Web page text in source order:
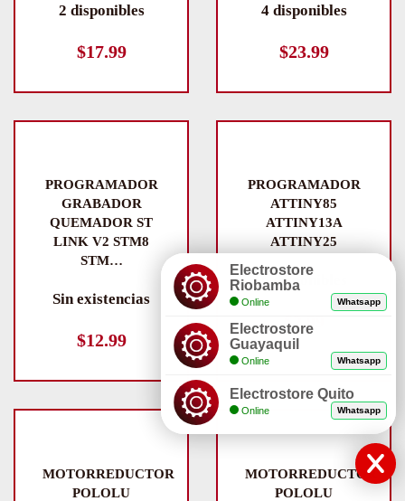
2 disponibles
$17.99
4 disponibles
$23.99
PROGRAMADOR
GRABADOR
QUEMADOR ST
LINK V2 STM8
STM…
Sin existencias
$12.99
PROGRAMADOR
ATTINY85
ATTINY13A
ATTINY25
6 disponibles
$2.99
MOTORREDUCTOR
POLOLU
MOTORREDUCTOR
POLOLU
Electrostore
Riobamba
Online Whatsapp
Electrostore
Guayaquil
Online Whatsapp
Electrostore Quito
Online Whatsapp